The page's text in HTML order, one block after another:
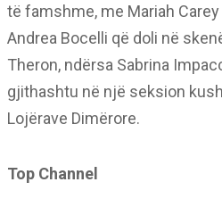
të famshme, me Mariah
Andrea Bocelli që doli në
Theron, ndërsa Sabrina
gjithashtu në një seksion
Lojërave Dimërore.
Top Channel